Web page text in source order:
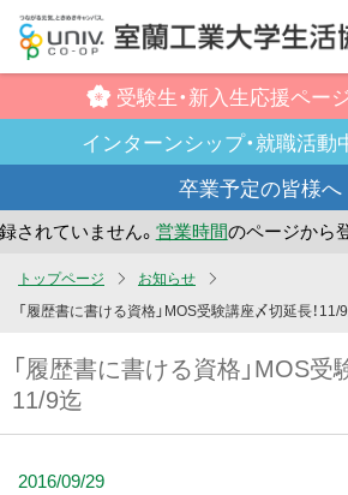
ン
テ
受験生・新入生応援ペー
インターンシップ・就職活動
卒業予定の皆様へ
れていません。営業時間のページから登
トップページ
お知らせ
「履歴書に書ける資格」MOS受験講座〆切延長！11/
「履歴書に書ける資格」MOS受
11/9迄
2016/09/29